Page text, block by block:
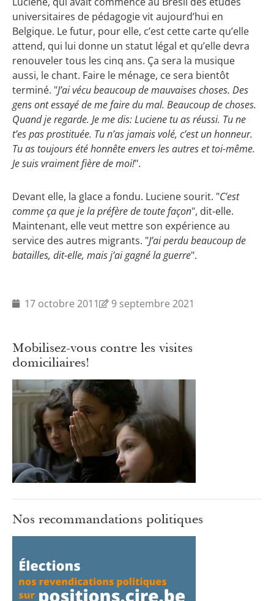
universitaires de pédagogie vit aujourd’hui en
Belgique. Le futur, pour elle, c’est cette carte qu’elle
attend, qui lui donne un statut légal et qu’elle devra
renouveler tous les cinq ans. Ça sera la musique
aussi, le chant. Faire le ménage, ce sera bientôt
terminé. "J’ai vécu beaucoup de mauvaises choses. Des
gens ont essayé de me faire du mal. Beaucoup de choses.
Quand je regarde. Je me dis: Luciene tu as réussi. Tu ne
t’es pas prostituée. Tu n’as jamais volé, c’est un honneur.
Tu as toujours été honnête envers les autres et toi-même.
Je suis vraiment fière de moi!".
Devant elle, la glace a fondu. Luciene sourit. "C’est
comme ça que je la préfère de toute façon", dit-elle.
Maintenant, elle veut mettre son expérience au
service des autres migrants. "J’ai perdu beaucoup de
batailles, dit-elle, mais j’ai gagné la guerre".
17 octobre 2011 9 septembre 2021
Mobilisez-vous contre les visites
domiciliaires!
Nos recommandations politiques